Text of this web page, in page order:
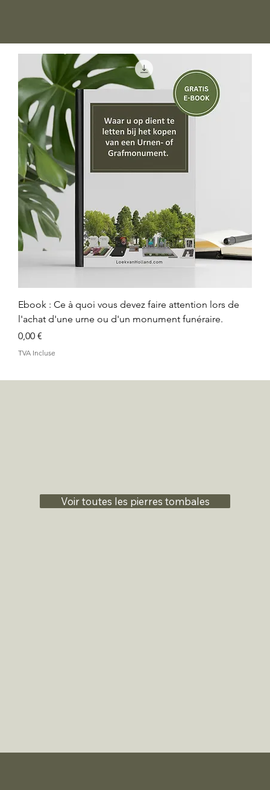
Ebook : Ce à quoi vous devez faire attention lors de
l'achat d'une urne ou d'un monument funéraire.
Prix
0,00 €
TVA Incluse
Voir toutes les pierres tombales